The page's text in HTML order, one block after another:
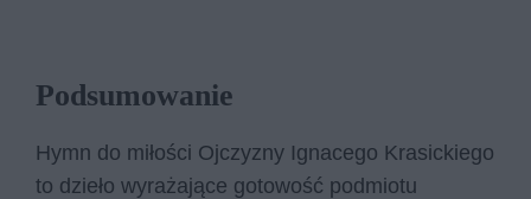
Podsumowanie
Hymn do miłości Ojczyzny Ignacego Krasickiego
to dzieło wyrażające gotowość podmiotu